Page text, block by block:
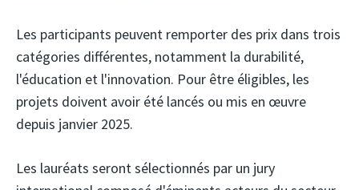
Les participants peuvent remporter des prix dans trois
catégories différentes, notamment la durabilité,
l'éducation et l'innovation. Pour être éligibles, les
projets doivent avoir été lancés ou mis en œuvre
depuis janvier 2025.
Les lauréats seront sélectionnés par un jury